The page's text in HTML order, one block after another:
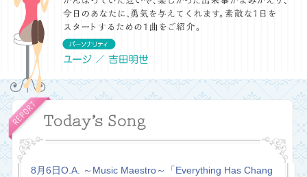
8月6日O.A. ～Music Maestro～「Everything Has Chang